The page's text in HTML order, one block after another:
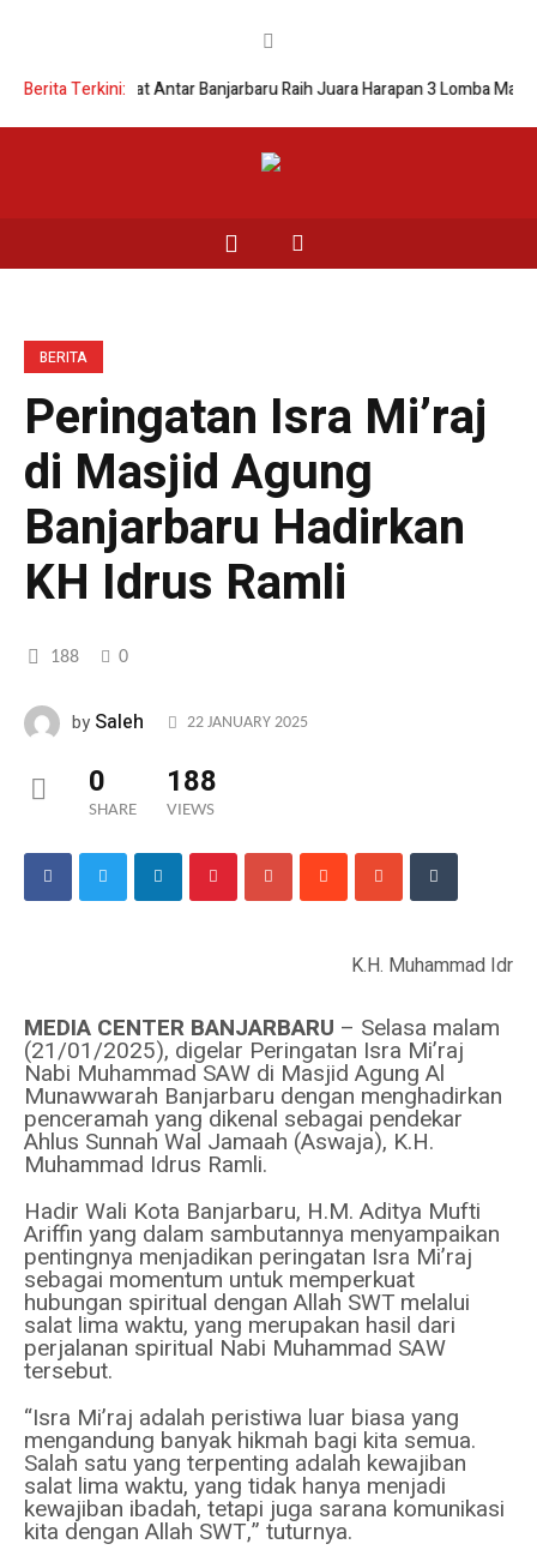
Berita Terkini:
Belut-Alpukat Antar Banjarbaru Raih Juara Harapan 3 Lomba Masak
BERITA
Peringatan Isra Mi’raj
di Masjid Agung
Banjarbaru Hadirkan
KH Idrus Ramli
188 0
by Saleh 22 JANUARY 2025
0
SHARE
188
VIEWS
K.H. Muhammad
MEDIA CENTER BANJARBARU – Selasa malam
(21/01/2025), digelar Peringatan Isra Mi’raj
Nabi Muhammad SAW di Masjid Agung Al
Munawwarah Banjarbaru dengan menghadirkan
penceramah yang dikenal sebagai pendekar
Ahlus Sunnah Wal Jamaah (Aswaja), K.H.
Muhammad Idrus Ramli.
Hadir Wali Kota Banjarbaru, H.M. Aditya Mufti
Ariffin yang dalam sambutannya menyampaikan
pentingnya menjadikan peringatan Isra Mi’raj
sebagai momentum untuk memperkuat
hubungan spiritual dengan Allah SWT melalui
salat lima waktu, yang merupakan hasil dari
perjalanan spiritual Nabi Muhammad SAW
tersebut.
“Isra Mi’raj adalah peristiwa luar biasa yang
mengandung banyak hikmah bagi kita semua.
Salah satu yang terpenting adalah kewajiban
salat lima waktu, yang tidak hanya menjadi
kewajiban ibadah, tetapi juga sarana komunikasi
kita dengan Allah SWT,” tuturnya.